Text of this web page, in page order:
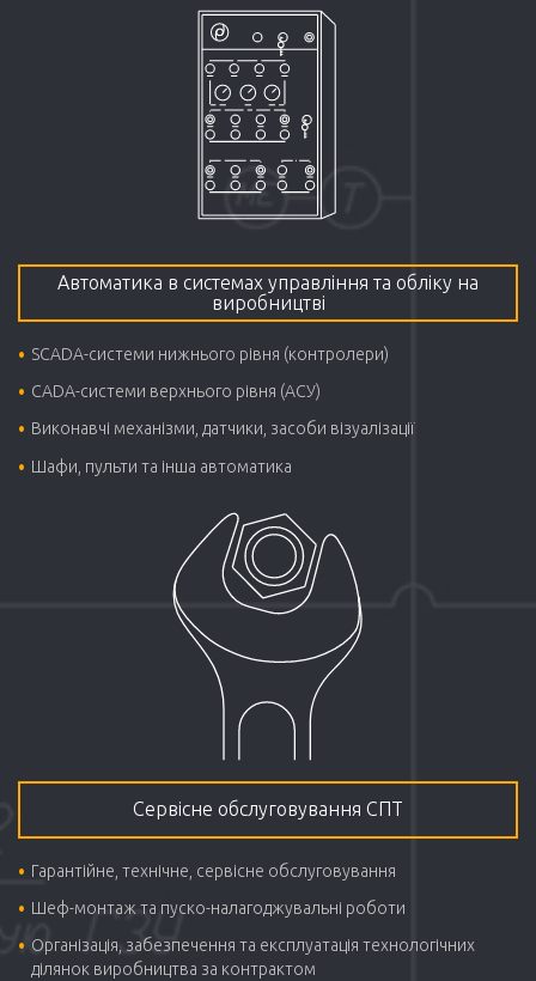
Автоматика в системах управління та обліку на
виробництві
SCADA-системи нижнього рівня (контролери)
CADA-системи верхнього рівня (АСУ)
Виконавчі механізми, датчики, засоби візуалізації
Шафи, пульти та інша автоматика
Сервісне обслуговування СПТ
Гарантійне, технічне, сервісне обслуговування
Шеф-монтаж та пуско-налагоджувальні роботи
Організація, забезпечення та експлуатація технологічних
ділянок виробництва за контрактом